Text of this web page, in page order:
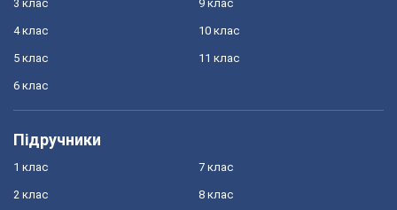
3 клас
4 клас
5 клас
6 клас
9 клас
10 клас
11 клас
Підручники
1 клас
2 клас
7 клас
8 клас